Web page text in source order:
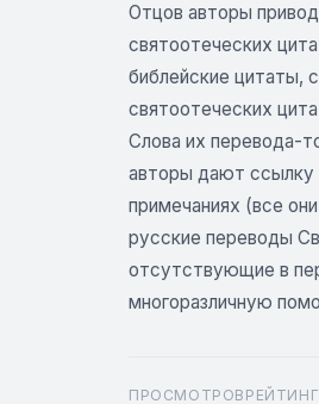
Отцов авторы
святоотеческих
библейские цитаты,
святоотеческих
Слова их перевода-
авторы дают ссылку
примечаниях (все
русские переводы
отсутствующие в
многоразличную
ПРОСМОТРОВ РЕЙТИНГ